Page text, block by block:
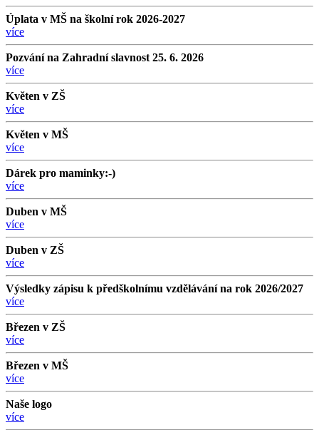
Úplata v MŠ na školní rok 2026-2027
více
Pozvání na Zahradní slavnost 25. 6. 2026
více
Květen v ZŠ
více
Květen v MŠ
více
Dárek pro maminky:-)
více
Duben v MŠ
více
Duben v ZŠ
více
Výsledky zápisu k předškolnímu vzdělávání na rok 2026/2027
více
Březen v ZŠ
více
Březen v MŠ
více
Naše logo
více